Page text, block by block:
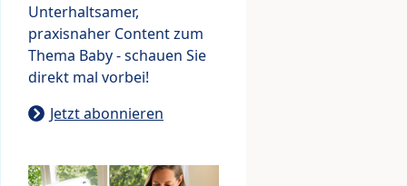
Unterhaltsamer,
praxisnaher Content zum
Thema Baby - schauen Sie
direkt mal vorbei!
Jetzt abonnieren